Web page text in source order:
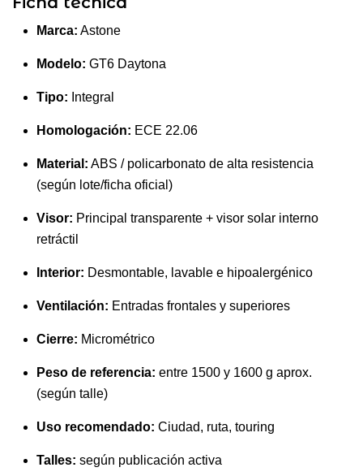
Marca: Astone
Modelo: GT6 Daytona
Tipo: Integral
Homologación: ECE 22.06
Material: ABS / policarbonato de alta resistencia
(según lote/ficha oficial)
Visor: Principal transparente + visor solar interno
retráctil
Interior: Desmontable, lavable e hipoalergénico
Ventilación: Entradas frontales y superiores
Cierre: Micrométrico
Peso de referencia: entre 1500 y 1600 g aprox.
(según talle)
Uso recomendado: Ciudad, ruta, touring
Talles: según publicación activa